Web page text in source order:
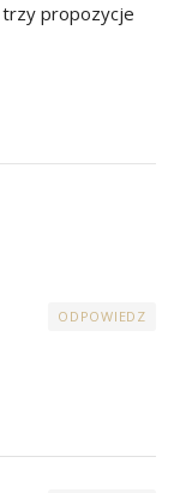
trzy propozycje
ODPOWIEDZ